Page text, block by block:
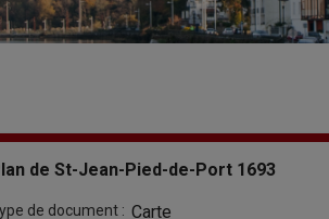
de St-Jean-Pied-de-Port 1693
de document : Carte